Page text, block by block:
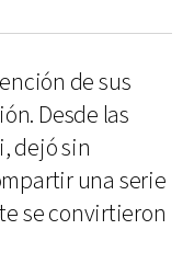
de sus
Desde las
dejó sin
una serie
se convirtieron